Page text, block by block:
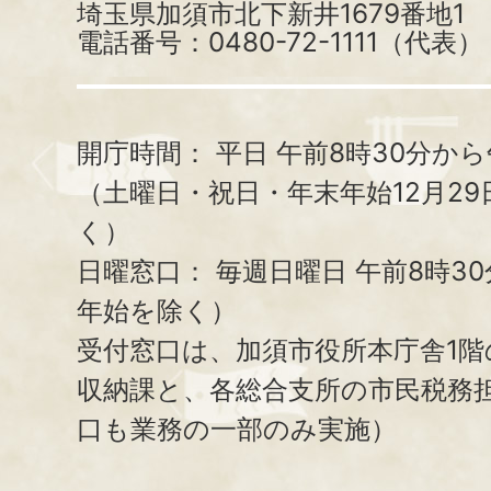
埼玉県加須市北下新井1679番地1
電話番号：0480-72-1111（代表）
開庁時間： 平日 午前8時30分か
（土曜日・祝日・年末年始12月
く）
日曜窓口： 毎週日曜日 午前8時
年始を除く）
受付窓口は、加須市役所本庁舎1
収納課と、 各総合支所の市民税務
口も業務の一部のみ実施）